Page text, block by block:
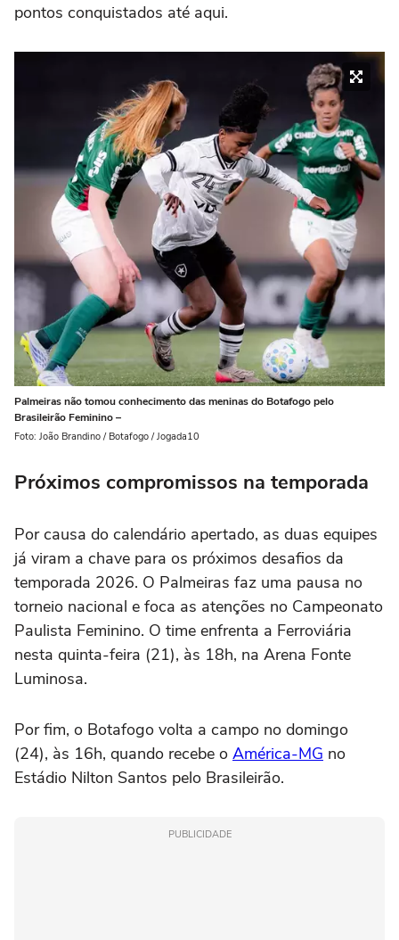
pontos conquistados até aqui.
Palmeiras não tomou conhecimento das meninas do Botafogo pelo
Brasileirão Feminino –
Foto: João Brandino / Botafogo / Jogada10
Próximos compromissos na temporada
Por causa do calendário apertado, as duas equipes
já viram a chave para os próximos desafios da
temporada 2026. O Palmeiras faz uma pausa no
torneio nacional e foca as atenções no Campeonato
Paulista Feminino. O time enfrenta a Ferroviária
nesta quinta-feira (21), às 18h, na Arena Fonte
Luminosa.
Por fim, o Botafogo volta a campo no domingo
(24), às 16h, quando recebe o América-MG no
Estádio Nilton Santos pelo Brasileirão.
PUBLICIDADE